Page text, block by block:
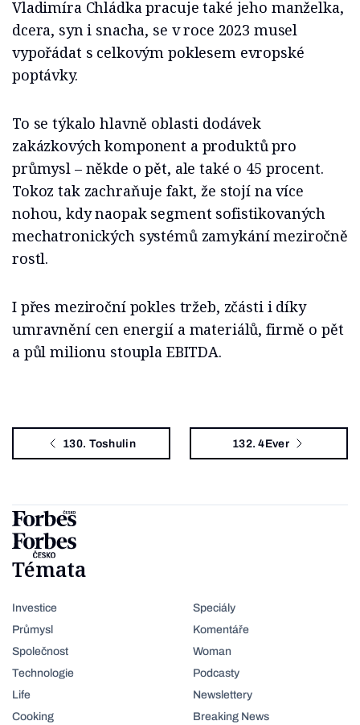
Vladimíra Chládka pracuje také jeho manželka,
dcera, syn i snacha, se v roce 2023 musel
vypořádat s celkovým poklesem evropské
poptávky.
To se týkalo hlavně oblasti dodávek
zakázkových komponent a produktů pro
průmysl – někde o pět, ale také o 45 procent.
Tokoz tak zachraňuje fakt, že stojí na více
nohou, kdy naopak segment sofistikovaných
mechatronických systémů zamykání meziročně
rostl.
I přes meziroční pokles tržeb, zčásti i díky
umravnění cen energií a materiálů, firmě o pět
a půl milionu stoupla EBITDA.
130. Toshulin 132. 4Ever
Témata
Investice
Průmysl
Společnost
Technologie
Life
Cooking
Speciály
Komentáře
Woman
Podcasty
Newslettery
Breaking News